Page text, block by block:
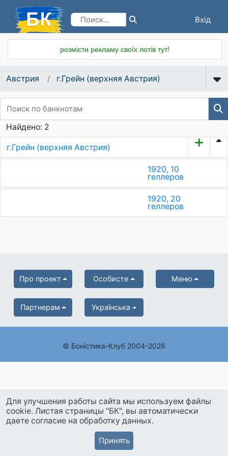
Вхід
розмісти рекламу своїх лотів тут!
Австрия г.Грейн (верхняя Австрия)
Найдено: 2
г.Грейн (верхняя Австрия)
1920, 10
геллеров
1920, 20
геллеров
Про проект Особисте Меню
Партнерам Українська
© Боністика-Клуб 2004-2026
Для улучшения работы сайта мы используем файлы
cookie. Листая страницы "БК", вы автоматически
даете согласие на обработку данных.
Принять